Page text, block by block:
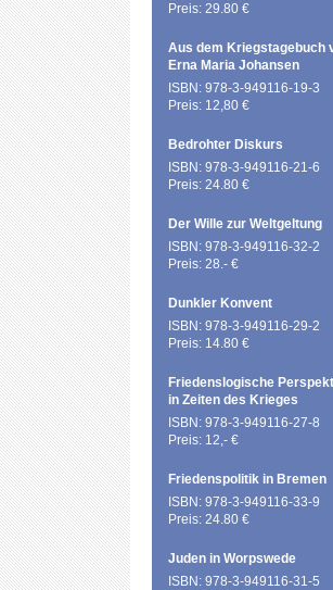
Preis: 29.80 €
Aus dem Kriegstagebuch
Erna Maria Johansen
ISBN: 978-3-949116-19-3
Preis: 12,80 €
Bedrohter Diskurs
ISBN: 978-3-949116-21-6
Preis: 24.80 €
Der Wille zur Weltgeltung
ISBN: 978-3-949116-32-2
Preis: 28.- €
Dunkler Konvent
ISBN: 978-3-949116-29-2
Preis: 14.80 €
Friedenslogische
in Zeiten des Krieges
ISBN: 978-3-949116-27-8
Preis: 12,- €
Friedenspolitik in Bremen
ISBN: 978-3-949116-33-9
Preis: 24.80 €
Juden in Worpswede
ISBN: 978-3-949116-31-5